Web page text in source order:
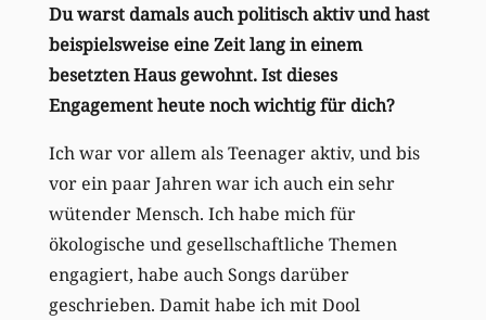
Du warst damals auch politisch aktiv und hast
beispielsweise eine Zeit lang in einem
besetzten Haus gewohnt. Ist dieses
Engagement heute noch wichtig für dich?
Ich war vor allem als Teenager aktiv, und bis
vor ein paar Jahren war ich auch ein sehr
wütender Mensch. Ich habe mich für
ökologische und gesellschaftliche Themen
engagiert, habe auch Songs darüber
geschrieben. Damit habe ich mit Dool